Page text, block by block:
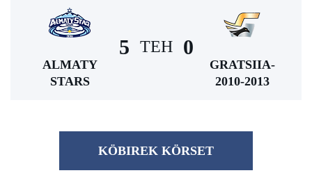
ALMATY
STARS
5 TEH 0
GRATSIIA-
2010-2013
KÖBІREK KÖRSET